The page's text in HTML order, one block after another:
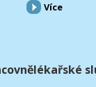
Více